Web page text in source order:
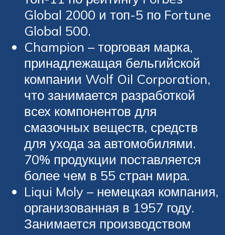
Global 2000 и топ-5 по Fortune
Global 500.
Champion – торговая марка,
принадлежащая бельгийской
компании Wolf Oil Corporation,
что занимается разработкой
всех компонентов для
смазочных веществ, средств
для ухода за автомобилями.
70% продукции поставляется
более чем в 55 стран мира.
Liqui Moly – немецкая компания,
организованная в 1957 году.
Занимается производством